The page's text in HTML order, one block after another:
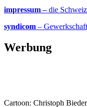
impressum –die
syndicom –
Werbung
Cartoon: Christoph